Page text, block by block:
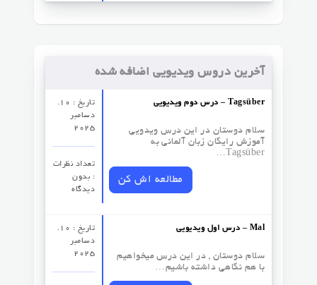
آخرین دروس ویدیویی اضافه شده
تاریخ : 10.
دسامبر
2025
تعداد نظرات‌
: بدون
دیدگاه
درس دوم ویدیویی – Tagsüber
سلام دوستان در این درس ویدویی
آموزش رایگان زبان آلمانی به
Tagsüber…
مطالعه اش کن
تاریخ : 10.
دسامبر
2025
درس اول ویدیویی – Mal
سلام دوستان , در این درس میخواهیم
با هم نگاهی داشته باشیم…